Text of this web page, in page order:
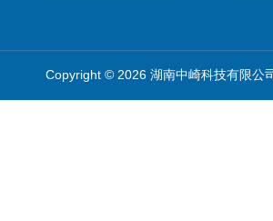
Copyright © 2026 湖南中崎科技有限公